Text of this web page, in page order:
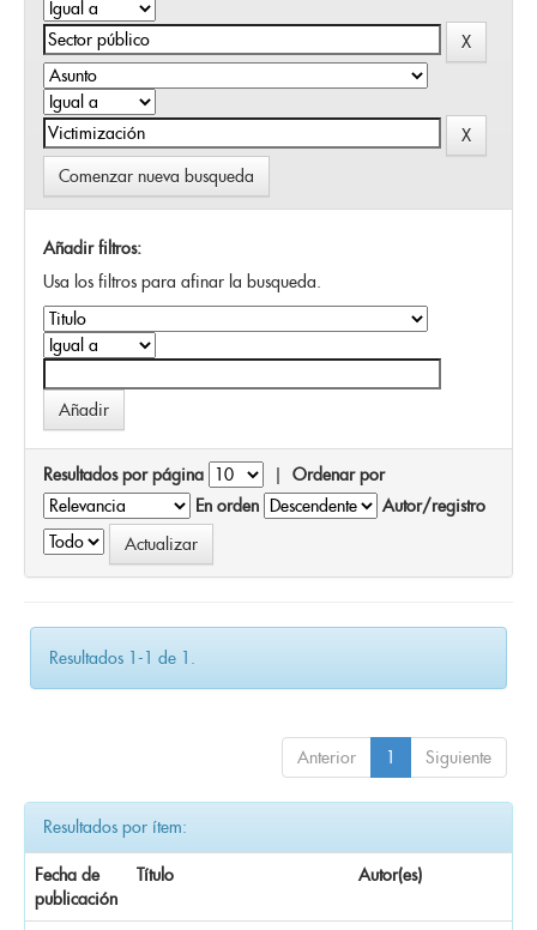
Comenzar nueva busqueda
Añadir filtros:
Usa los filtros para afinar la busqueda.
Resultados por página | Ordenar por
En orden
Autor/registro
Resultados 1-1 de 1.
Anterior 1 Siguiente
Resultados por ítem:
Fecha de
publicación
Título Autor(es)